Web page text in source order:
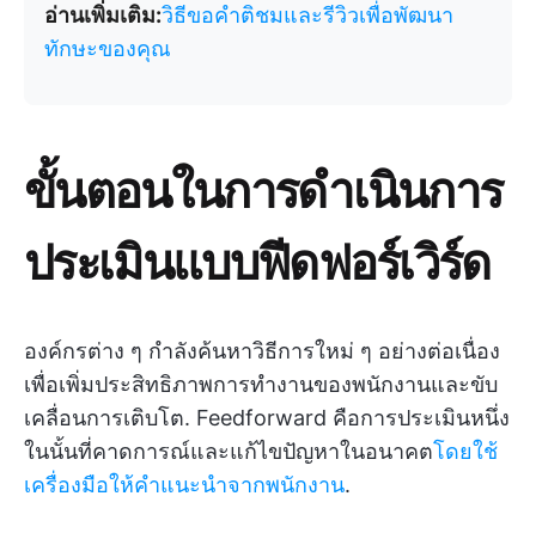
อ่านเพิ่มเติม:วิธีขอคำติชมและรีวิวเพื่อพัฒนา
ทักษะของคุณ
ขั้นตอนในการดำเนินการ
ประเมินแบบฟีดฟอร์เวิร์ด
องค์กรต่าง ๆ กำลังค้นหาวิธีการใหม่ ๆ อย่างต่อเนื่อง
เพื่อเพิ่มประสิทธิภาพการทำงานของพนักงานและขับ
เคลื่อนการเติบโต. Feedforward คือการประเมินหนึ่ง
ในนั้นที่คาดการณ์และแก้ไขปัญหาในอนาคตโดยใช้
เครื่องมือให้คำแนะนำจากพนักงาน.